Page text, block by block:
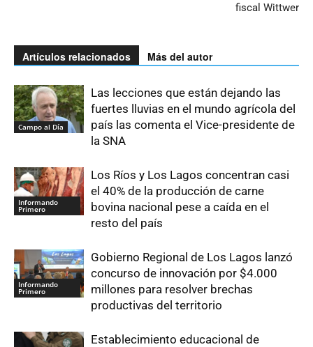
fiscal Wittwer
Artículos relacionados Más del autor
Campo al Día
Las lecciones que están dejando las
fuertes lluvias en el mundo agrícola del
país las comenta el Vice-presidente de
la SNA
Informando
Primero
Los Ríos y Los Lagos concentran casi
el 40% de la producción de carne
bovina nacional pese a caída en el
resto del país
Informando
Primero
Gobierno Regional de Los Lagos lanzó
concurso de innovación por $4.000
millones para resolver brechas
productivas del territorio
Establecimiento educacional de